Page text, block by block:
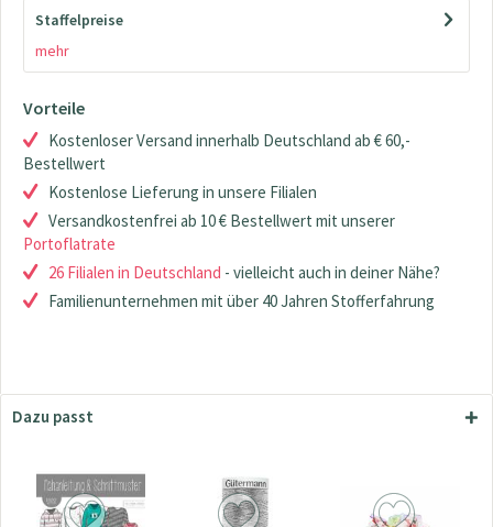
Staffelpreise
mehr
Vorteile
Kostenloser Versand innerhalb Deutschland ab € 60,-
Bestellwert
Kostenlose Lieferung in unsere Filialen
Versandkostenfrei ab 10 € Bestellwert mit unserer
Portoflatrate
26 Filialen in Deutschland - vielleicht auch in deiner Nähe?
Familienunternehmen mit über 40 Jahren Stofferfahrung
Dazu passt